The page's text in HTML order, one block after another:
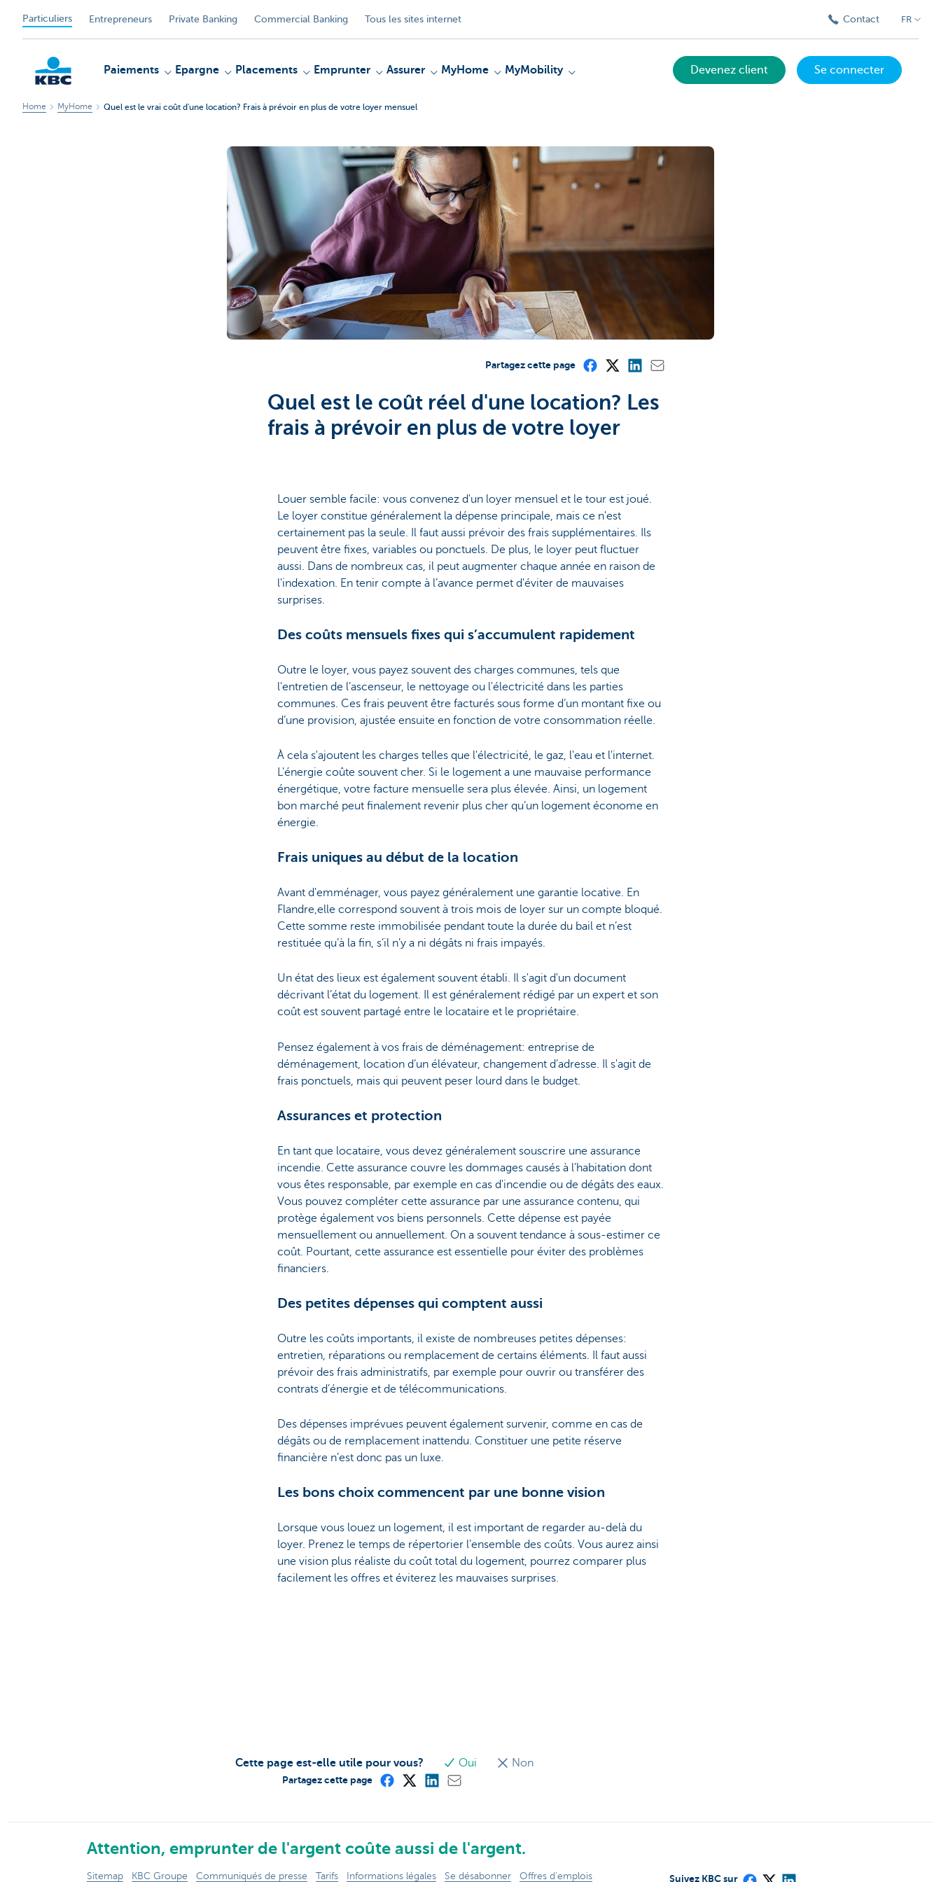
Particuliers Entrepreneurs Private Banking Commercial Banking Tous les sites internet Contact FR
Paiements Epargne Placements Emprunter Assurer MyHome MyMobility Devenez client Se connecter
Home MyHome Quel est le vrai coût d'une location? Frais à prévoir en plus de votre loyer mensuel
Partagez cette page
Quel est le coût réel d'une location? Les
frais à prévoir en plus de votre loyer
Louer semble facile: vous convenez d'un loyer mensuel et le tour est joué.
Le loyer constitue généralement la dépense principale, mais ce n'est
certainement pas la seule. Il faut aussi prévoir des frais supplémentaires. Ils
peuvent être fixes, variables ou ponctuels. De plus, le loyer peut fluctuer
aussi. Dans de nombreux cas, il peut augmenter chaque année en raison de
l'indexation. En tenir compte à l’avance permet d'éviter de mauvaises
surprises.
Des coûts mensuels fixes qui s’accumulent rapidement
Outre le loyer, vous payez souvent des charges communes, tels que
l'entretien de l’ascenseur, le nettoyage ou l'électricité dans les parties
communes. Ces frais peuvent être facturés sous forme d’un montant fixe ou
d’une provision, ajustée ensuite en fonction de votre consommation réelle.
À cela s'ajoutent les charges telles que l'électricité, le gaz, l'eau et l'internet.
L'énergie coûte souvent cher. Si le logement a une mauvaise performance
énergétique, votre facture mensuelle sera plus élevée. Ainsi, un logement
bon marché peut finalement revenir plus cher qu’un logement économe en
énergie.
Frais uniques au début de la location
Avant d'emménager, vous payez généralement une garantie locative. En
Flandre,elle correspond souvent à trois mois de loyer sur un compte bloqué.
Cette somme reste immobilisée pendant toute la durée du bail et n’est
restituée qu’à la fin, s’il n’y a ni dégâts ni frais impayés.
Un état des lieux est également souvent établi. Il s'agit d'un document
décrivant l’état du logement. Il est généralement rédigé par un expert et son
coût est souvent partagé entre le locataire et le propriétaire.
Pensez également à vos frais de déménagement: entreprise de
déménagement, location d’un élévateur, changement d’adresse. Il s'agit de
frais ponctuels, mais qui peuvent peser lourd dans le budget.
Assurances et protection
En tant que locataire, vous devez généralement souscrire une assurance
incendie. Cette assurance couvre les dommages causés à l’habitation dont
vous êtes responsable, par exemple en cas d'incendie ou de dégâts des eaux.
Vous pouvez compléter cette assurance par une assurance contenu, qui
protège également vos biens personnels. Cette dépense est payée
mensuellement ou annuellement. On a souvent tendance à sous-estimer ce
coût. Pourtant, cette assurance est essentielle pour éviter des problèmes
financiers.
Des petites dépenses qui comptent aussi
Outre les coûts importants, il existe de nombreuses petites dépenses:
entretien, réparations ou remplacement de certains éléments. Il faut aussi
prévoir des frais administratifs, par exemple pour ouvrir ou transférer des
contrats d’énergie et de télécommunications.
Des dépenses imprévues peuvent également survenir, comme en cas de
dégâts ou de remplacement inattendu. Constituer une petite réserve
financière n’est donc pas un luxe.
Les bons choix commencent par une bonne vision
Lorsque vous louez un logement, il est important de regarder au-delà du
loyer. Prenez le temps de répertorier l’ensemble des coûts. Vous aurez ainsi
une vision plus réaliste du coût total du logement, pourrez comparer plus
facilement les offres et éviterez les mauvaises surprises.
Cette page est-elle utile pour vous? Oui Non
Partagez cette page
Attention, emprunter de l'argent coûte aussi de l'argent.
Sitemap KBC Groupe Communiqués de presse Tarifs Informations légales Se désabonner Offres d'emplois Suivez KBC sur